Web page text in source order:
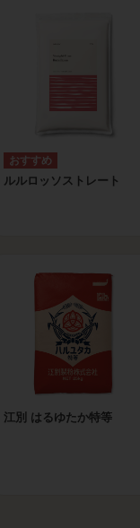
ルルロッソストレート
江別 はるゆたか特等